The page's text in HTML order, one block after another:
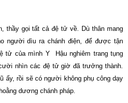
thầy gọi tất cả đệ tử về. Dù thân mang
người dìu ra chánh điện, để được tận
tử của mình Y Hậu nghiêm trang tụng
nhìn các đệ tử giờ đã trưởng thành.
ấy, rồi sẽ có người không phụ công dạy
dương chánh pháp.